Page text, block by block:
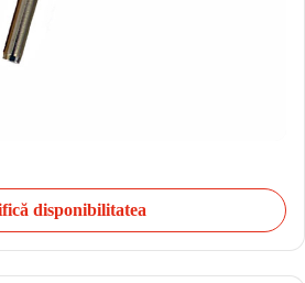
disponibilitatea